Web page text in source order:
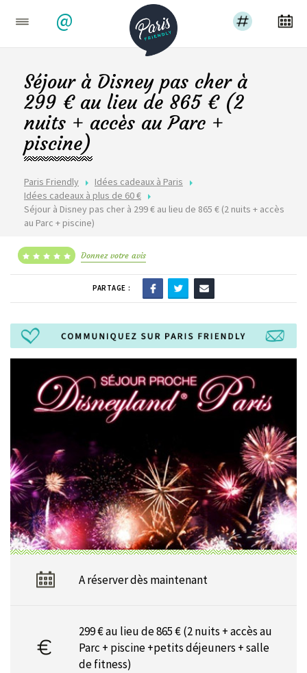
@
Paris Friendly
Idées cadeaux à Paris
Idées cadeaux à plus de 60 €
Séjour à Disney pas cher à 299 € au lieu de 865 € (2 nuits + accès
au Parc + piscine)
Séjour à Disney pas cher à
299 € au lieu de 865 € (2
nuits + accès au Parc +
piscine)
Donnez votre avis
PARTAGE :
A réserver dès maintenant
299 € au lieu de 865 € (2 nuits + accès au
Parc + piscine +petits déjeuners + salle
de fitness)